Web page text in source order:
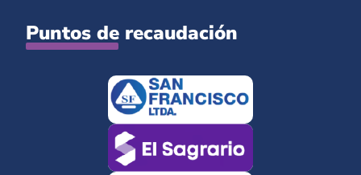
Puntos de recaudación